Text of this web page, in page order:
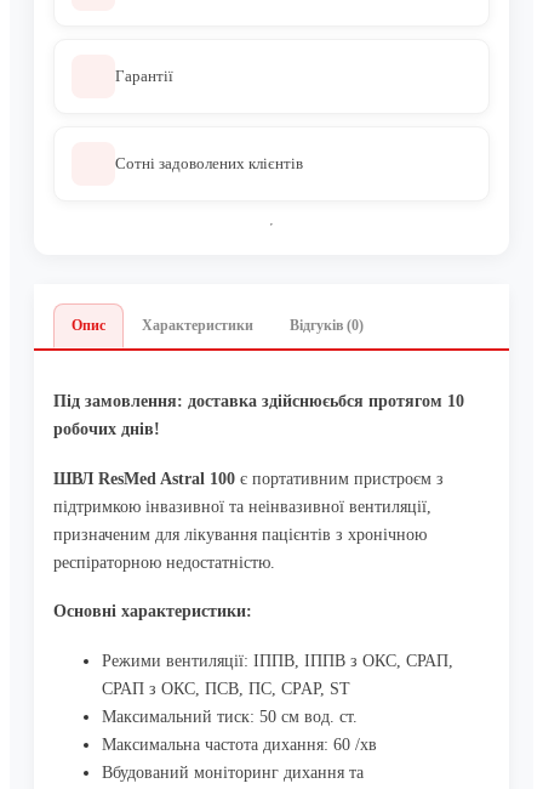
Гарантії
Сотні задоволених клієнтів
Опис Характеристики Відгуків (0)
Під замовлення: доставка здійснюєьбся протягом 10
робочих днів!
ШВЛ ResMed Astral 100 є портативним пристроєм з
підтримкою інвазивної та неінвазивної вентиляції,
призначеним для лікування пацієнтів з хронічною
респіраторною недостатністю.
Основні характеристики:
Режими вентиляції: ІППВ, ІППВ з ОКС, СРАП,
СРАП з ОКС, ПСВ, ПС, CPAP, ST
Максимальний тиск: 50 см вод. ст.
Максимальна частота дихання: 60 /хв
Вбудований моніторинг дихання та